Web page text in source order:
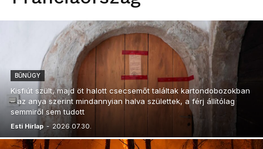
BŰNÜGY
Kisfiút szült, majd öt halott csecsemőt találtak kartondobozokban
– az anya szerint mindannyian halva születtek, a férj állítólag
semmiről sem tudott
Esti Hírlap - 2026.07.30.